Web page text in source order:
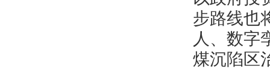
步路线也
人、数字
煤沉陷区